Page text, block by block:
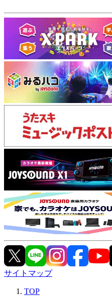
サイトマップ
TOP